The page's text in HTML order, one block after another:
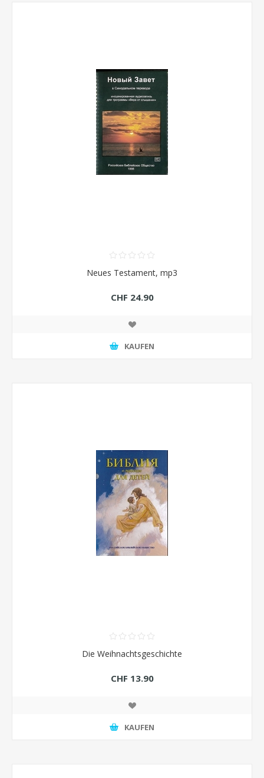
Neues Testament, mp3
CHF 24.90
KAUFEN
Die Weihnachtsgeschichte
CHF 13.90
KAUFEN